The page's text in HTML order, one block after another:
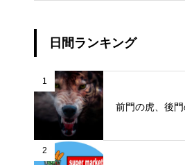
日間ランキング
1
前門の虎、後
2